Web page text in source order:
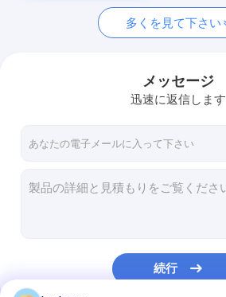
多くを見て下さい
メッセージ
迅速に返信します
続行